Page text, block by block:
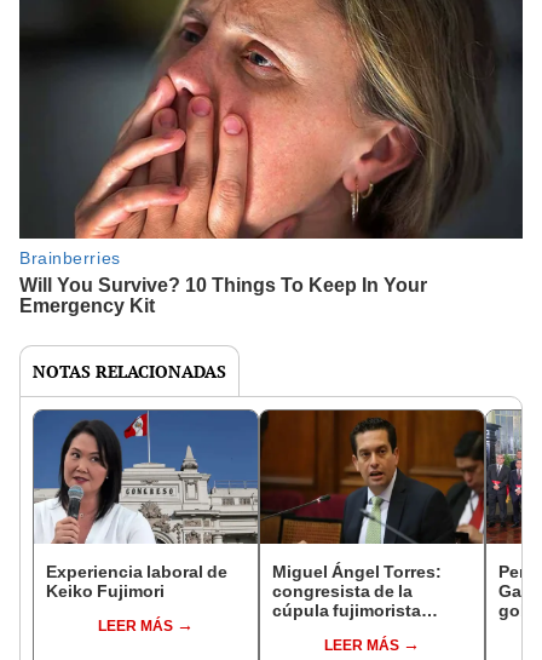
NOTAS RELACIONADAS
Experiencia laboral de
Keiko Fujimori
LEER MÁS
Miguel Ángel Torres:
congresista de la
cúpula fujimorista
del SenadoLEER MÁS